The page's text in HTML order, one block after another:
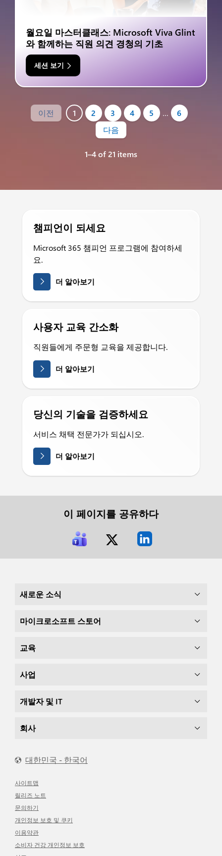
월요일 마스터클래스: Microsoft Viva Glint
와 함께하는 직원 의견 경청의 기초
세션 보기
이전 1 2 3 4 5 …
6
다음
1–4 of 21 items
챔피언이 되세요
Microsoft 365 챔피언 프로그램에 참여하세
요.
더 알아보기
사용자 교육 간소화
직원들에게 주문형 교육을 제공합니다.
더 알아보기
당신의 기술을 검증하세요
서비스 채택 전문가가 되십시오.
더 알아보기
이 페이지를 공유하다
새로운 소식
마이크로소프트 스토어
교육
사업
개발자 및 IT
회사
대한민국 - 한국어
사이트맵
릴리즈 노트
문의하기
개인정보 보호 및 쿠키
이용약관
소비자 건강 개인정보 보호